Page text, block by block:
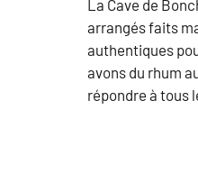
La Cave de
arrangés faits
authentiques
avons du rhum
répondre à tous